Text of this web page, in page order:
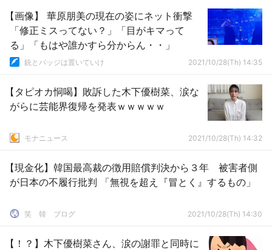
【画像】 華原朋美の現在の姿にネット衝撃
「修正ミスってない？」「目がキマって
る」「もはや誰かすら分からん・・」
銃とバッジは置いていけ 2021/10/28(Th) 14:35
【タピオカ恫喝】敗訴した木下優樹菜、涙な
がらに芸能界復帰を発表ｗｗｗｗｗ
モナニュース 2021/10/28(Th) 14:32
【現金化】韓国最高裁の徴用賠償判決から３年 被害者側
が日本の不履行批判 「無視を超え『冒とく』するもの」
笑 韓 ブログ 2021/10/28(Th) 14:30
【！？】木下優樹菜さん、涙の謝罪と同時に